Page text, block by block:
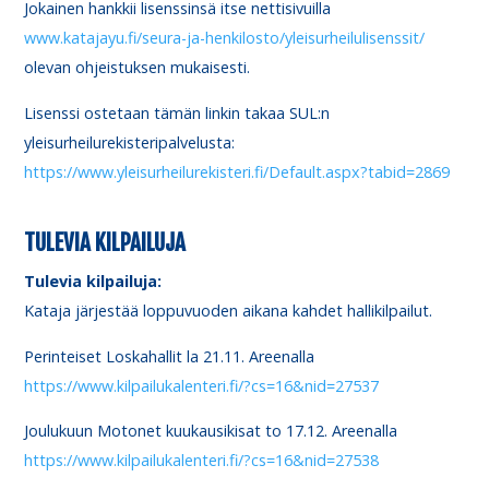
Jokainen hankkii lisenssinsä itse nettisivuilla
www.katajayu.fi/seura-ja-henkilosto/yleisurheilulisenssit/
olevan ohjeistuksen mukaisesti.
Lisenssi ostetaan tämän linkin takaa SUL:n
yleisurheilurekisteripalvelusta:
https://www.yleisurheilurekisteri.fi/Default.aspx?tabid=2869
TULEVIA KILPAILUJA
Tulevia kilpailuja:
Kataja järjestää loppuvuoden aikana kahdet hallikilpailut.
Perinteiset Loskahallit la 21.11. Areenalla
https://www.kilpailukalenteri.fi/?cs=16&nid=27537
Joulukuun Motonet kuukausikisat to 17.12. Areenalla
https://www.kilpailukalenteri.fi/?cs=16&nid=27538